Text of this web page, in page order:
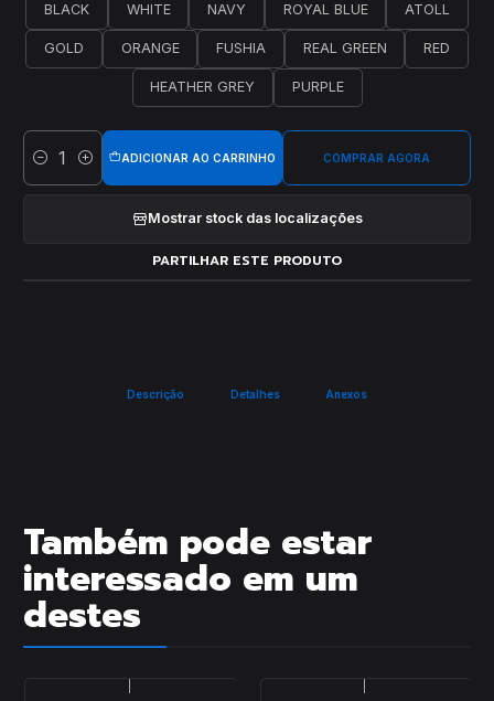
BLACK
WHITE NAVY ROYAL BLUE ATOLL
GOLD ORANGE FUSHIA REAL GREEN RED
HEATHER GREY PURPLE
Quantidade
ADICIONAR AO CARRINHO COMPRAR AGORA
Mostrar stock das localizações
PARTILHAR ESTE PRODUTO
Descrição Detalhes Anexos
Também pode estar
interessado em um
destes